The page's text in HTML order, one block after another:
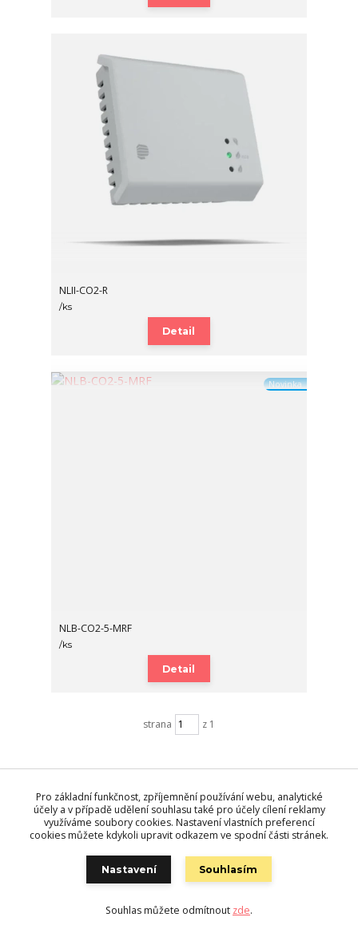
NLII-CO2-R
/ks
Detail
Novinka
NLB-CO2-5-MRF
/ks
Detail
strana z 1
Novinky
Zobrazit všechny novinky
Vytvořeno na Eshop-rychle.cz
Pro základní funkčnost, zpříjemnění používání webu, analytické
účely a v případě udělení souhlasu také pro účely cílení reklamy
využíváme soubory cookies. Nastavení vlastních preferencí
cookies můžete kdykoli upravit odkazem ve spodní části stránek.
Nastavení Souhlasím
Souhlas můžete odmítnout zde.